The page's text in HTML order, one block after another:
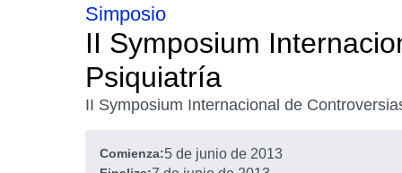
Simposio
II Symposium
Psiquiatría
II Symposium Internacional de
Comienza:5 de junio de 2013